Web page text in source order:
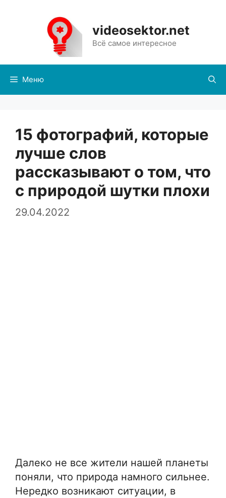
содержимому
videosektor.net
Всё самое интересное
Меню
15 фотографий, которые
лучше слов
рассказывают о том, что
с природой шутки плохи
29.04.2022
Далеко не все жители нашей планеты
поняли, что природа намного сильнее.
Нередко возникают ситуации, в